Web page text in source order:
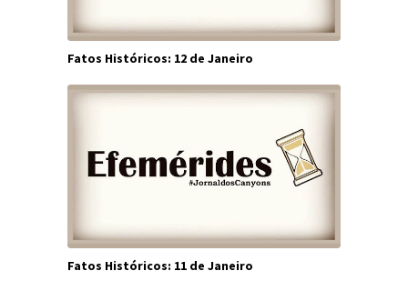
Fatos Históricos: 12 de Janeiro
Fatos Históricos: 11 de Janeiro